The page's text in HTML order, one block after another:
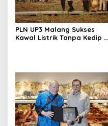
PLN UP3 Malang Sukses
Kawal Listrik Tanpa Kedip di